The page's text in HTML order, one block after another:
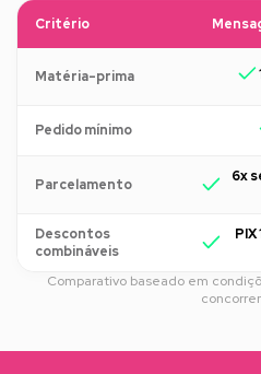
Critério
Matéria-prima
Pedido mínimo
Parcelamento
6x
Descontos
combináveis
PIX
Comparativo baseado em